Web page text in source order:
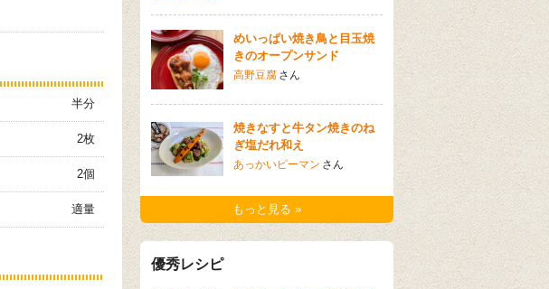
半分
2枚
2個
適量
めいっぱい焼き鳥と目玉焼
きのオープンサンド
高野豆腐 さん
焼きなすと牛タン焼きのね
ぎ塩だれ和え
あっかいピーマン さん
もっと見る »
優秀レシピ